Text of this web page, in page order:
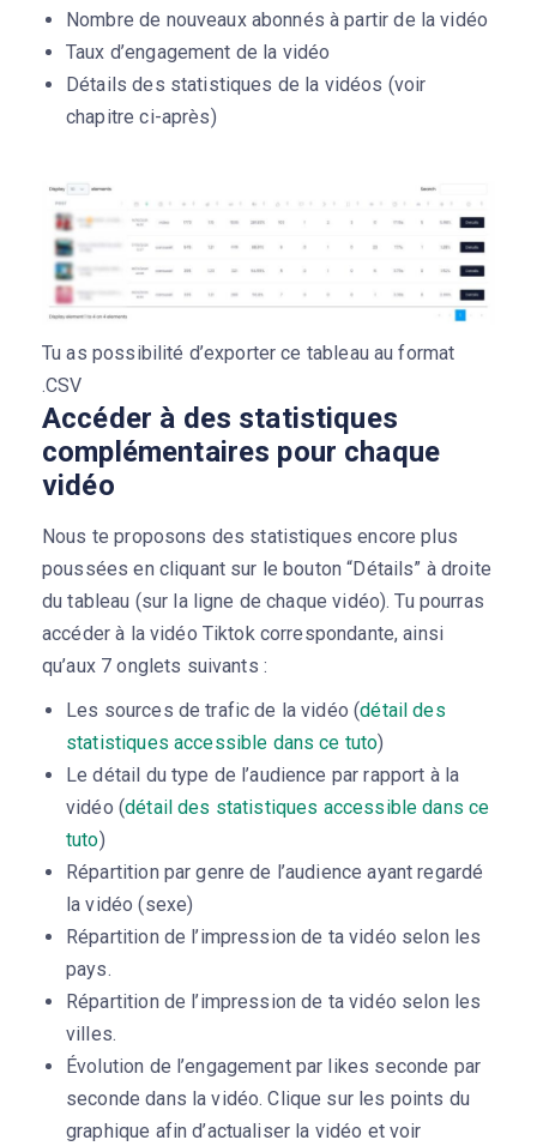
Nombre de nouveaux abonnés à partir de la vidéo
Taux d’engagement de la vidéo
Détails des statistiques de la vidéos (voir
chapitre ci-après)
Tu as possibilité d’exporter ce tableau au format
.CSV
Accéder à des statistiques
complémentaires pour chaque
vidéo
Nous te proposons des statistiques encore plus
poussées en cliquant sur le bouton “Détails” à droite
du tableau (sur la ligne de chaque vidéo). Tu pourras
accéder à la vidéo Tiktok correspondante, ainsi
qu’aux 7 onglets suivants :
Les sources de trafic de la vidéo (détail des
statistiques accessible dans ce tuto)
Le détail du type de l’audience par rapport à la
vidéo (détail des statistiques accessible dans ce
tuto)
Répartition par genre de l’audience ayant regardé
la vidéo (sexe)
Répartition de l’impression de ta vidéo selon les
pays.
Répartition de l’impression de ta vidéo selon les
villes.
Évolution de l’engagement par likes seconde par
seconde dans la vidéo. Clique sur les points du
graphique afin d’actualiser la vidéo et voir